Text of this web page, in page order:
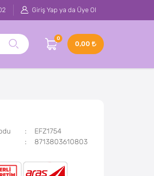
Giriş Yap ya da Üye Ol
0
0,00
EFZ1754
8713803610803